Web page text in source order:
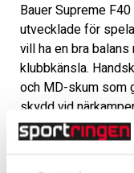
Bauer Supreme
utvecklade för
vill ha en bra
klubbkänsla.
och MD-skum som
skydd vid
SHOTBOOST-
och ringfinger ger